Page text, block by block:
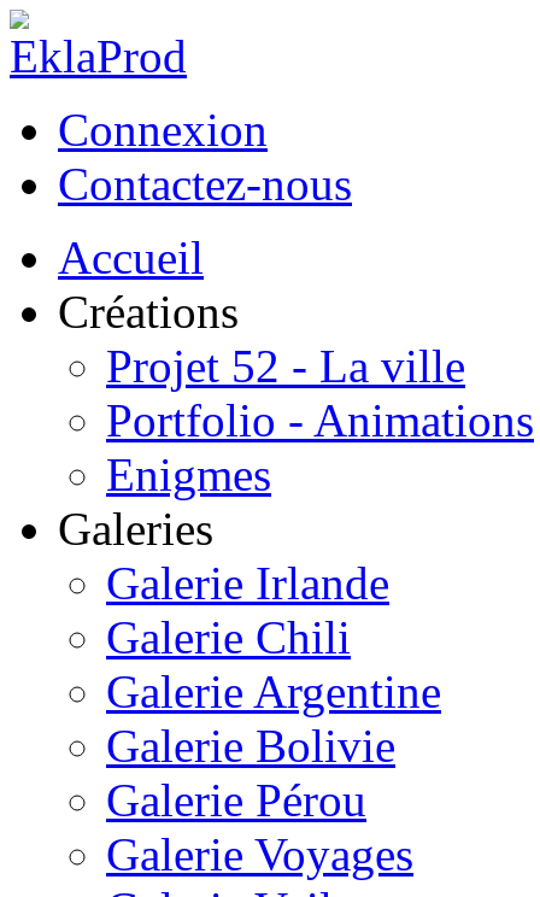
Connexion
Contactez-nous
Accueil
Créations
Projet 52 - La ville
Portfolio - Animations
Enigmes
Galeries
Galerie Irlande
Galerie Chili
Galerie Argentine
Galerie Bolivie
Galerie Pérou
Galerie Voyages